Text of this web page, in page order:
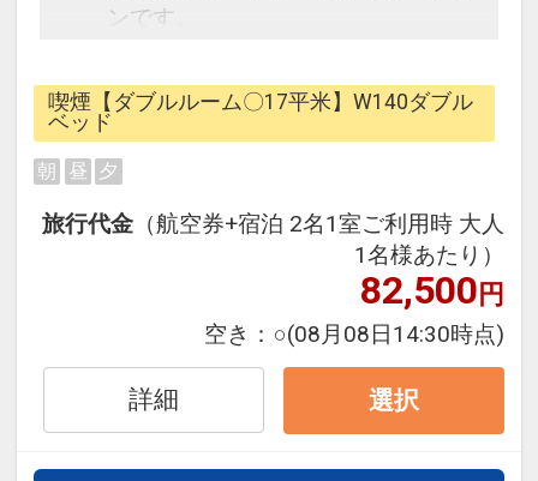
ンです。
できるダイナミックパッケージだか
ら、一都市滞在はもちろん周遊旅行
にも最適！
旅行期間中の1泊だけの宿泊や延
泊・飛び泊なども自由自在です。
フライトは、安心のJAL（または
JALグループ）確約！フライトマイ
オプションでレンタカーや現地交
通・体験プランなどの追加（同時予
約）が可能なプランもございます。
喫煙【ダブルルーム〇17平米】W140ダブル
ベッド
朝 昼 夕
旅行代金 （航空券+宿泊 2名1室ご利用時 大人
1名様あたり）
82,500円
空き： ○(08月08日14:30時点)
詳細 選択